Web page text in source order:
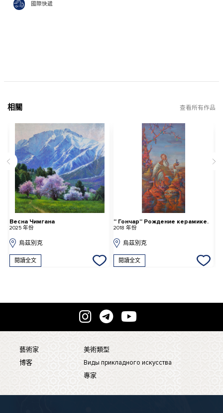
國際快遞
相關 查看所有作品
Весна Чимгана
2025 年份
烏茲別克
閱讀全文
'' Гончар'' Рождение керамике.
2018 年份
烏茲別克
閱讀全文
藝術家
博客
美術類型
Виды прикладного искусства
專家